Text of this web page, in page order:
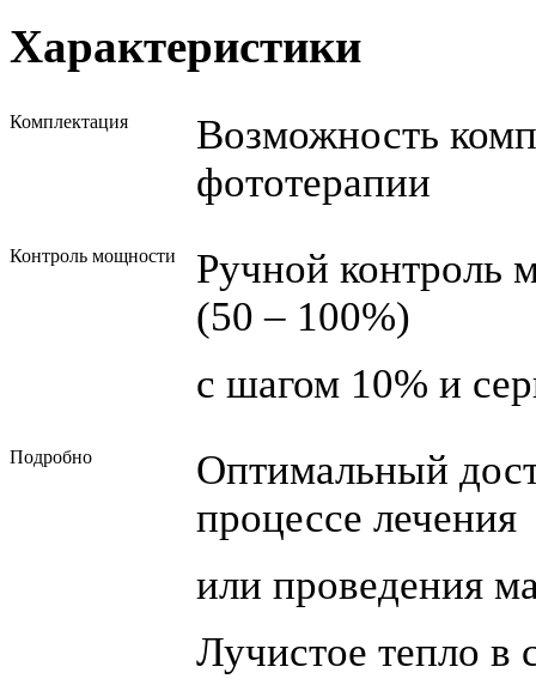
Характеристики
Комплектация
Возможность
фототерапии
Контроль мощности
Ручной контроль
(50 – 100%)
с шагом 10% и
Подробно
Оптимальный
процессе лечения
или проведения
Лучистое тепло в